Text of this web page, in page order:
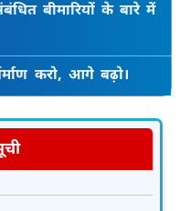
बीमारियों के बारे में
करो, आगे बढ़ो।